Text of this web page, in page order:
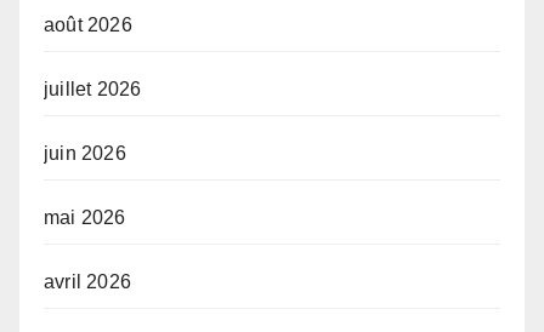
août 2026
juillet 2026
juin 2026
mai 2026
avril 2026